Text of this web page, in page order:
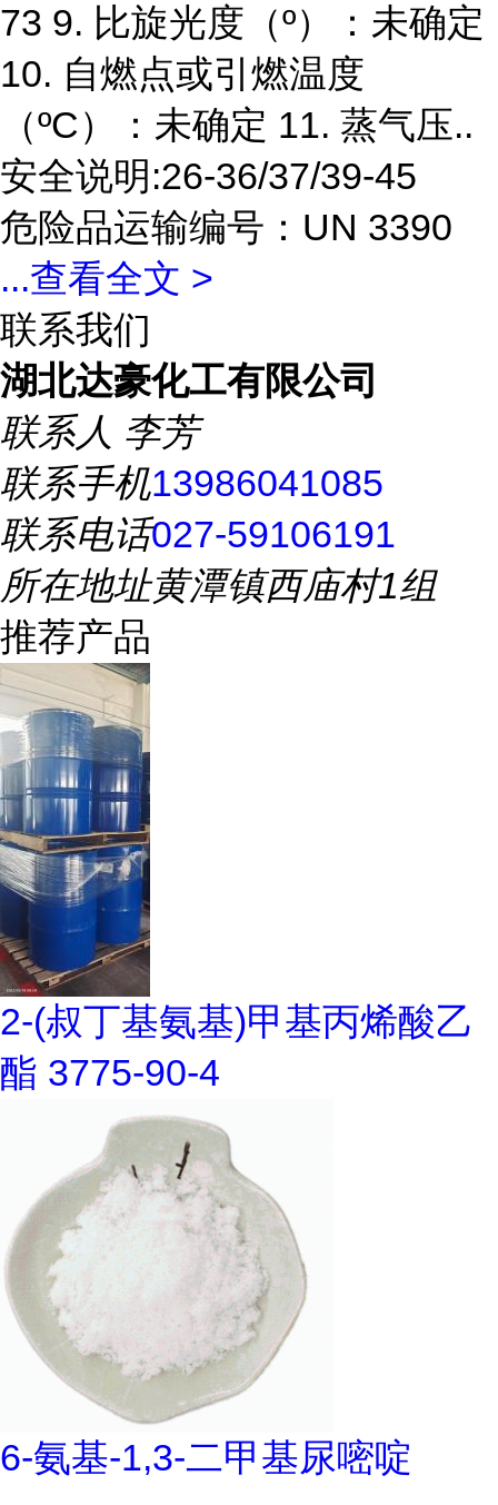
73 9. 比旋光度（º）：未确定
10. 自燃点或引燃温度
（ºC）：未确定 11. 蒸气压..
安全说明:26-36/37/39-45
危险品运输编号：UN 3390
...查看全文 >
联系我们
湖北达豪化工有限公司
联系人 李芳
联系手机13986041085
联系电话027-59106191
所在地址黄潭镇西庙村1组
推荐产品
2-(叔丁基氨基)甲基丙烯酸乙
酯 3775-90-4
6-氨基-1,3-二甲基尿嘧啶